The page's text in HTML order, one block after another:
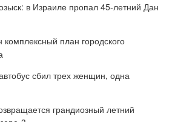
в Израиле пропал 45-летний Дан
комплексный план городского
сбил трех женщин, одна
грандиозный летний